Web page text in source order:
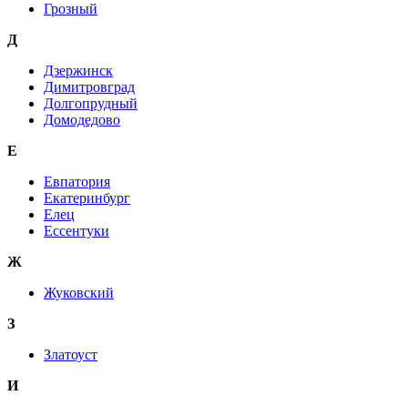
Грозный
Д
Дзержинск
Димитровград
Долгопрудный
Домодедово
Е
Евпатория
Екатеринбург
Елец
Ессентуки
Ж
Жуковский
З
Златоуст
И